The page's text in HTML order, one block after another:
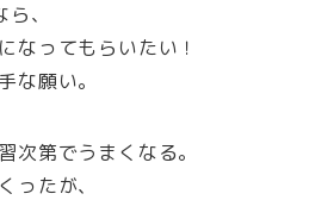
、
なってもらいたい！
な願い。
第でうまくなる。
ったが、